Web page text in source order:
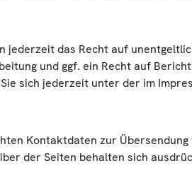
jederzeit das Recht auf
und ggf. ein Recht auf
sich jederzeit unter der im
Kontaktdaten zur
der Seiten behalten sich